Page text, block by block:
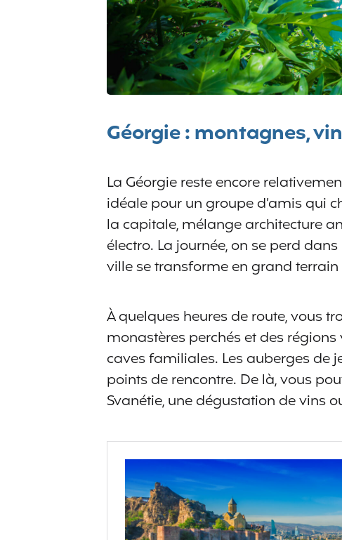
Géorgie : montagnes,
La Géorgie reste encore
idéale pour un groupe d’amis qui
la capitale, mélange architecture
électro. La journée, on se perd
ville se transforme en grand terrain
À quelques heures de route, vous
monastères perchés et des
caves familiales. Les auberges de
points de rencontre. De là, vous
Svanétie, une dégustation de vins